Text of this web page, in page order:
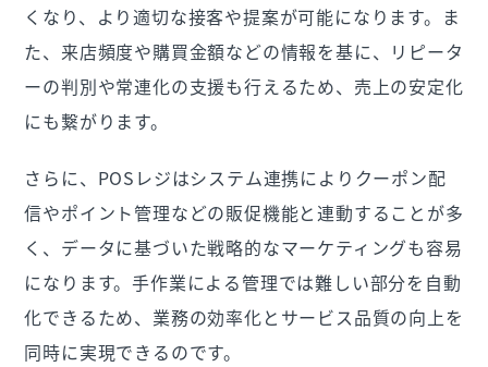
くなり、より適切な接客や提案が可能になります。ま
た、来店頻度や購買金額などの情報を基に、リピータ
ーの判別や常連化の支援も行えるため、売上の安定化
にも繋がります。
さらに、POSレジはシステム連携によりクーポン配
信やポイント管理などの販促機能と連動することが多
く、データに基づいた戦略的なマーケティングも容易
になります。手作業による管理では難しい部分を自動
化できるため、業務の効率化とサービス品質の向上を
同時に実現できるのです。